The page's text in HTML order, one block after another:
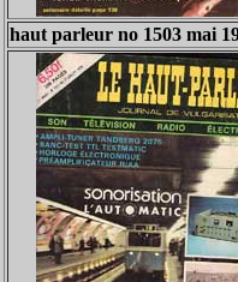
haut parleur no 1503 mai